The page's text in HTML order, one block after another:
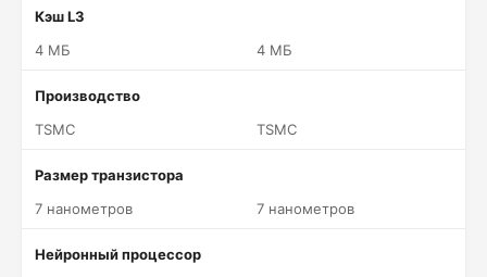
Кэш L3
4 МБ
4 МБ
Производство
TSMC
TSMC
Размер транзистора
7 нанометров
7 нанометров
Нейронный процессор